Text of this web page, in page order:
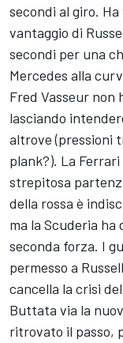
secondi al giro.
vantaggio di
secondi per una
Mercedes alla
Fred Vasseur non
lasciando
altrove (pressioni
plank?). La
strepitosa
della rossa è
ma la Scuderia
seconda forza. I
permesso a
cancella la crisi
Buttata via la
ritrovato il passo,